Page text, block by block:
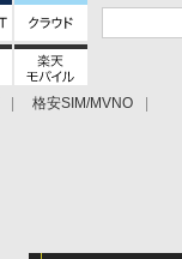
格安SIM/MVNO